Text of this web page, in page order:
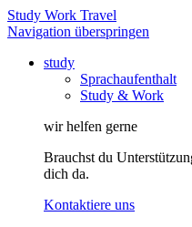
Study Work Travel
Navigation überspringen
study
Sprachaufenthalt
Study & Work
wir helfen gerne
Brauchst du
dich da.
Kontaktiere uns